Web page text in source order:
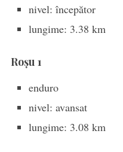
nivel: începător
lungime: 3.38 km
Roșu 1
enduro
nivel: avansat
lungime: 3.08 km